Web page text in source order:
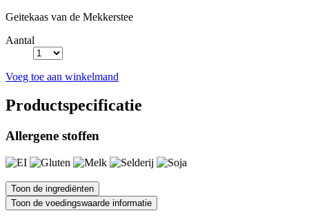
Geitekaas van de Mekkerstee
Aantal
Voeg toe aan winkelmand
Productspecificatie
Allergene stoffen